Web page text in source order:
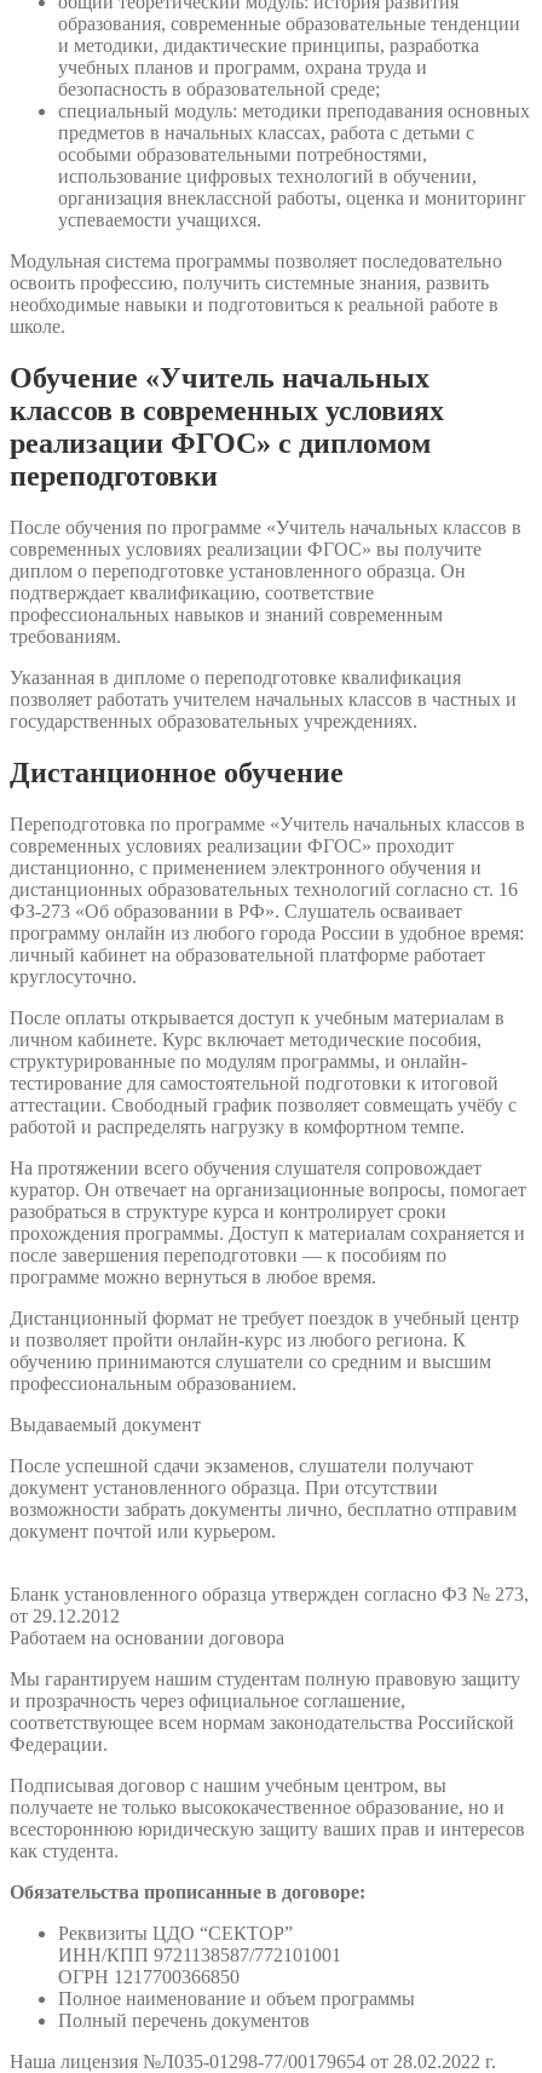
образования, современные образовательные тенденции
и методики, дидактические принципы, разработка
учебных планов и программ, охрана труда и
безопасность в образовательной среде;
специальный модуль: методики преподавания основных
предметов в начальных классах, работа с детьми с
особыми образовательными потребностями,
использование цифровых технологий в обучении,
организация внеклассной работы, оценка и мониторинг
успеваемости учащихся.
Модульная система программы позволяет последовательно
освоить профессию, получить системные знания, развить
необходимые навыки и подготовиться к реальной работе в
школе.
Обучение «Учитель начальных
классов в современных условиях
реализации ФГОС» с дипломом
переподготовки
После обучения по программе «Учитель начальных классов в
современных условиях реализации ФГОС» вы получите
диплом о переподготовке установленного образца. Он
подтверждает квалификацию, соответствие
профессиональных навыков и знаний современным
требованиям.
Указанная в дипломе о переподготовке квалификация
позволяет работать учителем начальных классов в частных и
государственных образовательных учреждениях.
Дистанционное обучение
Переподготовка по программе «Учитель начальных классов в
современных условиях реализации ФГОС» проходит
дистанционно, с применением электронного обучения и
дистанционных образовательных технологий согласно ст. 16
ФЗ-273 «Об образовании в РФ». Слушатель осваивает
программу онлайн из любого города России в удобное время:
личный кабинет на образовательной платформе работает
круглосуточно.
После оплаты открывается доступ к учебным материалам в
личном кабинете. Курс включает методические пособия,
структурированные по модулям программы, и онлайн-
тестирование для самостоятельной подготовки к итоговой
аттестации. Свободный график позволяет совмещать учёбу с
работой и распределять нагрузку в комфортном темпе.
На протяжении всего обучения слушателя сопровождает
куратор. Он отвечает на организационные вопросы, помогает
разобраться в структуре курса и контролирует сроки
прохождения программы. Доступ к материалам сохраняется и
после завершения переподготовки — к пособиям по
программе можно вернуться в любое время.
Дистанционный формат не требует поездок в учебный центр
и позволяет пройти онлайн-курс из любого региона. К
обучению принимаются слушатели со средним и высшим
профессиональным образованием.
Выдаваемый документ
После успешной сдачи экзаменов, слушатели получают
документ установленного образца. При отсутствии
возможности забрать документы лично, бесплатно отправим
документ почтой или курьером.
Бланк установленного образца утвержден согласно ФЗ № 273,
от 29.12.2012
Работаем на основании договора
Мы гарантируем нашим студентам полную правовую защиту
и прозрачность через официальное соглашение,
соответствующее всем нормам законодательства Российской
Федерации.
Подписывая договор с нашим учебным центром, вы
получаете не только высококачественное образование, но и
всестороннюю юридическую защиту ваших прав и интересов
как студента.
Обязательства прописанные в договоре:
Реквизиты ЦДО “СЕКТОР”
ИНН/КПП 9721138587/772101001
ОГРН 1217700366850
Полное наименование и объем программы
Полный перечень документов
Наша лицензия №Л035-01298-77/00179654 от 28.02.2022 г.